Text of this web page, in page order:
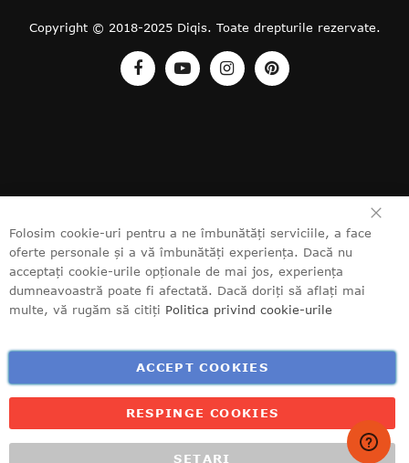
Copyright © 2018-2025 Diqis. Toate drepturile rezervate.
Folosim cookie-uri pentru a ne îmbunătăți serviciile, a face
oferte personale și a vă îmbunătăți experiența. Dacă nu
acceptați cookie-urile opționale de mai jos, experiența
dumneavoastră poate fi afectată. Dacă doriți să aflați mai
multe, vă rugăm să citiți Politica privind cookie-urile
ACCEPT COOKIES
SETARI
RESPINGE COOKIES